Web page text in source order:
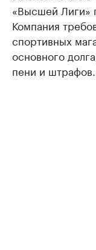
«Высшей Лиги»
Компания
спортивных
основного
пени и штрафов.